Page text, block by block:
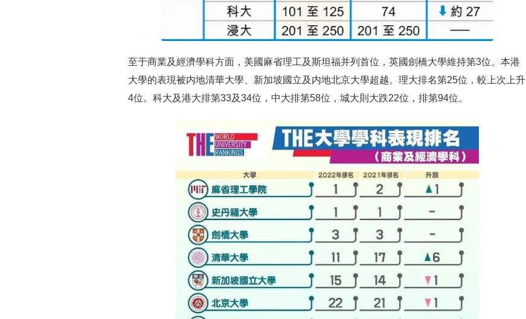
至于商業及經濟學科方面，美國麻省理工及斯坦福并列首位，英國劍橋大學維持第3位。本港
大學的表現被内地清華大學、新加坡國立及内地北京大學超越。理大排名第25位，較上次上升
4位。科大及港大排第33及34位，中大排第58位，城大則大跌22位，排第94位。